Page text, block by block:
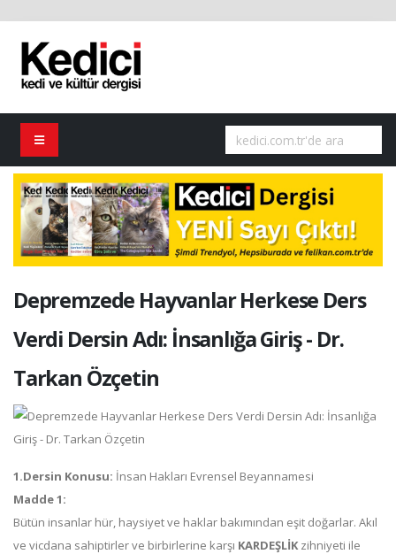
Depremzede Hayvanlar Herkese Ders
Verdi Dersin Adı: İnsanlığa Giriş - Dr.
Tarkan Özçetin
1.Dersin Konusu: İnsan Hakları Evrensel Beyannamesi
Madde 1:
Bütün insanlar hür, haysiyet ve haklar bakımından eşit doğarlar. Akıl
ve vicdana sahiptirler ve birbirlerine karşı KARDEŞLİK zihniyeti ile